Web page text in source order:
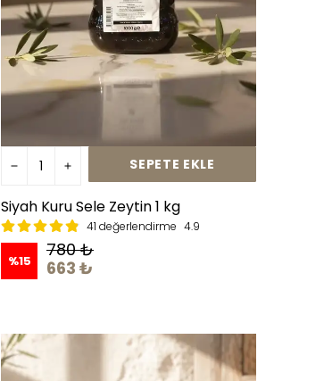
SEPETE EKLE
Siyah Kuru Sele Zeytin 1 kg
41 değerlendirme 4.9
%15
780 ₺
663 ₺